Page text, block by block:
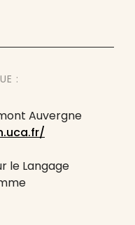
:
Auvergne
le Langage